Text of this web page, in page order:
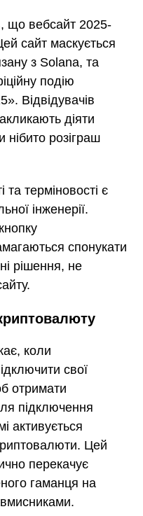
що вебсайт 2025-
сайт маскується
з Solana, та
подію
Відвідувачів
діяти
розіграш
та терміновості є
інженерії.
спонукати
рішення, не
коли
свої
отримати
підключення
активується
Цей
перекачує
гаманця на